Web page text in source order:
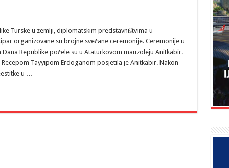
Turske u zemlji, diplomatskim predstavništvima u
organizovane su brojne svečane ceremonije. Ceremonije u
Republike počele su u Ataturkovom mauzoleju Anitkabir.
Tayyipom Erdoganom posjetila je Anitkabir. Nakon
u …